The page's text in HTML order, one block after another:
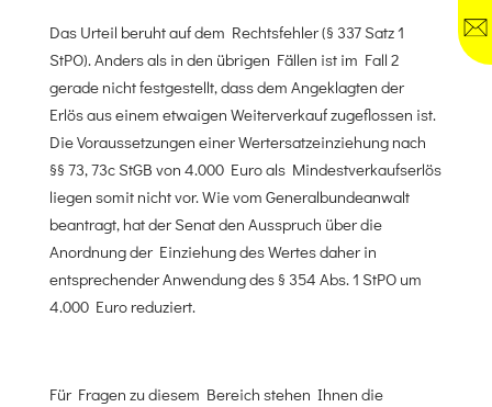
Das Urteil beruht auf dem Rechtsfehler (§ 337 Satz 1
StPO). Anders als in den übrigen Fällen ist im Fall 2
gerade nicht festgestellt, dass dem Angeklagten der
Erlös aus einem etwaigen Weiterverkauf zugeflossen ist.
Die Voraussetzungen einer Wertersatzeinziehung nach
§§ 73, 73c StGB von 4.000 Euro als Mindestverkaufserlös
liegen somit nicht vor. Wie vom Generalbundeanwalt
beantragt, hat der Senat den Ausspruch über die
Anordnung der Einziehung des Wertes daher in
entsprechender Anwendung des § 354 Abs. 1 StPO um
4.000 Euro reduziert.
Für Fragen zu diesem Bereich stehen Ihnen die